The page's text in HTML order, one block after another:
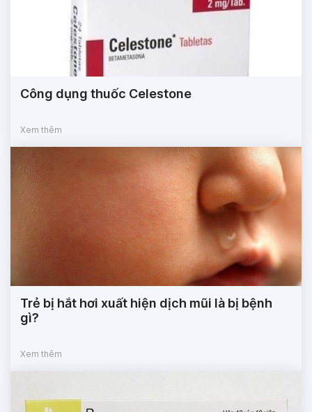
Công dụng thuốc Celestone
Xem thêm
Trẻ bị hắt hơi xuất hiện dịch mũi là bị bệnh
gì?
Xem thêm